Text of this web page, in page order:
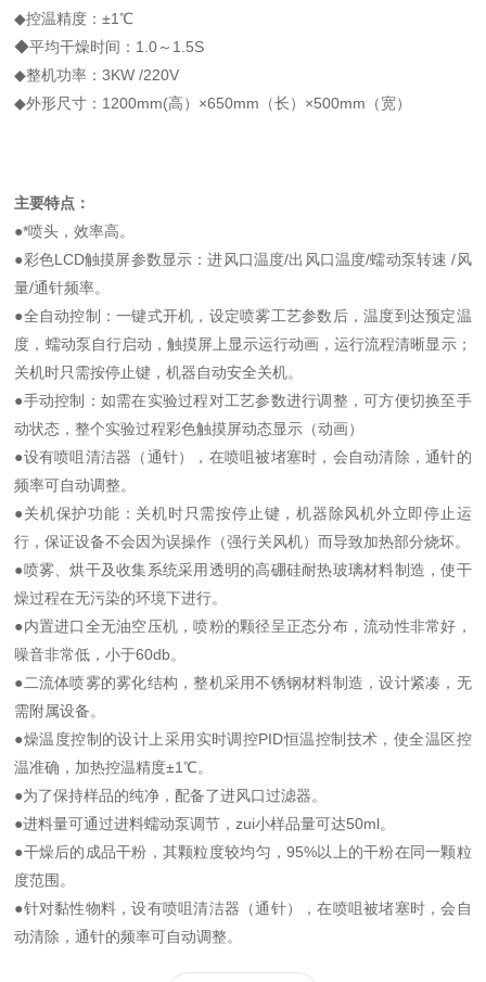
◆控温精度：±1℃
◆平均干燥时间：1.0～1.5S
◆整机功率：3KW /220V
◆外形尺寸：1200mm(高）×650mm（长）×500mm（宽）
主要特点：
●*喷头，效率高。
●彩色LCD触摸屏参数显示：进风口温度/出风口温度/蠕动泵转速 /风
量/通针频率。
●全自动控制：一键式开机，设定喷雾工艺参数后，温度到达预定温
度，蠕动泵自行启动，触摸屏上显示运行动画，运行流程清晰显示；
关机时只需按停止键，机器自动安全关机。
●手动控制：如需在实验过程对工艺参数进行调整，可方便切换至手
动状态，整个实验过程彩色触摸屏动态显示（动画）
●设有喷咀清洁器（通针），在喷咀被堵塞时，会自动清除，通针的
频率可自动调整。
●关机保护功能：关机时只需按停止键，机器除风机外立即停止运
行，保证设备不会因为误操作（强行关风机）而导致加热部分烧坏。
●喷雾、烘干及收集系统采用透明的高硼硅耐热玻璃材料制造，使干
燥过程在无污染的环境下进行。
●内置进口全无油空压机，喷粉的颗径呈正态分布，流动性非常好，
噪音非常低，小于60db。
●二流体喷雾的雾化结构，整机采用不锈钢材料制造，设计紧凑，无
需附属设备。
●燥温度控制的设计上采用实时调控PID恒温控制技术，使全温区控
温准确，加热控温精度±1℃。
●为了保持样品的纯净，配备了进风口过滤器。
●进料量可通过进料蠕动泵调节，zui小样品量可达50ml。
●干燥后的成品干粉，其颗粒度较均匀，95%以上的干粉在同一颗粒
度范围。
●针对黏性物料，设有喷咀清洁器（通针），在喷咀被堵塞时，会自
动清除，通针的频率可自动调整。